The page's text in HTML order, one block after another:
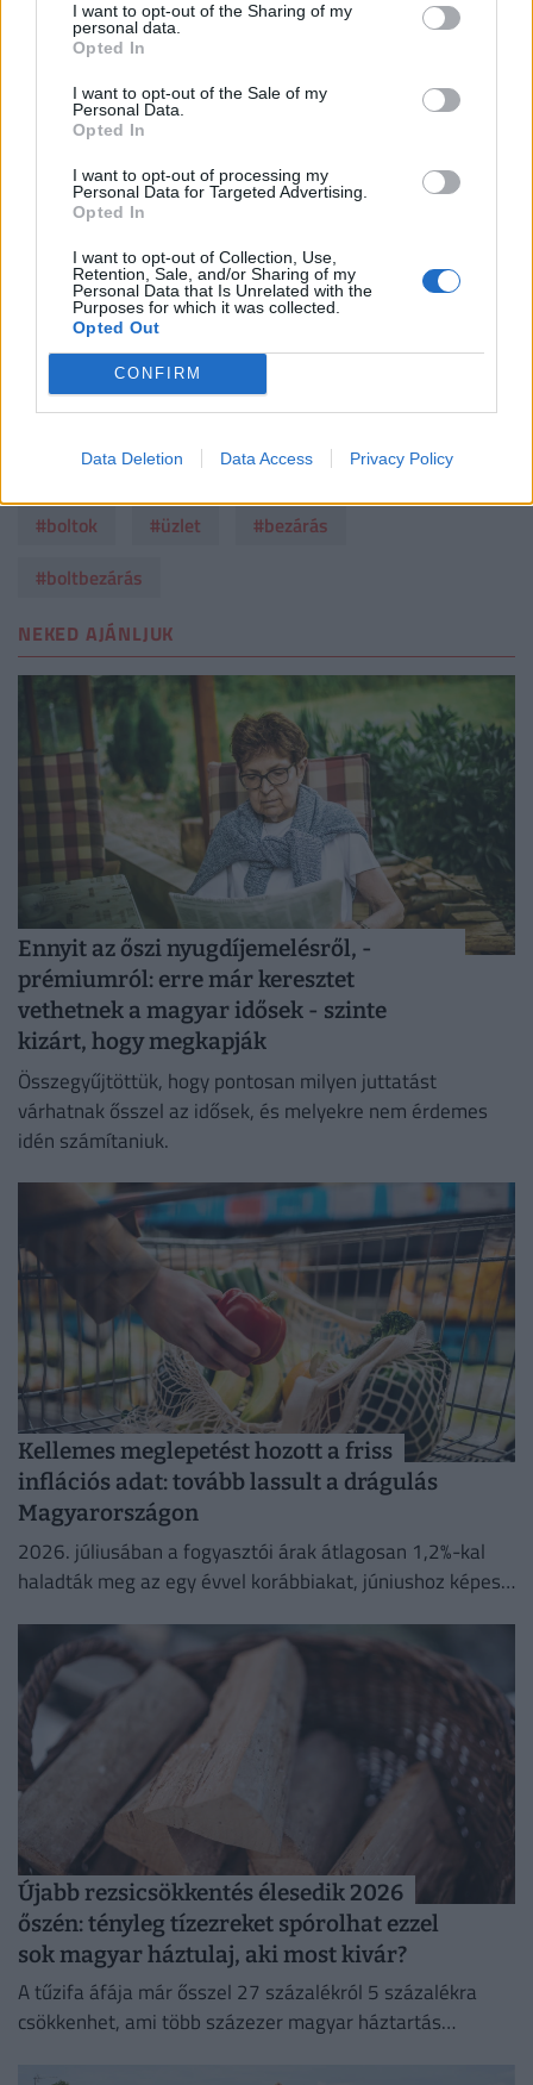
I want to opt-out of the Sharing of my
personal data.
Opted In
I want to opt-out of the Sale of my
Personal Data.
Opted In
I want to opt-out of processing my
Personal Data for Targeted Advertising.
Opted In
I want to opt-out of Collection, Use,
Retention, Sale, and/or Sharing of my
Personal Data that Is Unrelated with the
Purposes for which it was collected.
Opted Out
CONFIRM
Data Deletion Data Access Privacy Policy
Ráadásul itt elérkeztünk a másik okhoz, ami
a bezárásokat erdményezte: a kisebb boltok
egész egyszerűen nem bírták a versenyt a
nagyobbakkal - és itt nem csak az
élelmiszerüzletekre, hanem mást áruló,
mással foglalkozó egységekre is gondolni
kell - vagyis ez azt eredményezte, hogy
bezártak
- fogalmazott az OKSZ főtitkára.
Címlapkép: Bodnár Boglárka, MTI/MTVA
#vásárlás #ksh
#kiskereskedelem
#boltok
#üzlet
#bezárás
#boltbezárás
NEKED AJÁNLJUK
Ennyit az őszi nyugdíjemelésről, -
prémiumról: erre már keresztet
vethetnek a magyar idősek - szinte
kizárt, hogy megkapják
Összegyűjtöttük, hogy pontosan milyen juttatást
várhatnak ősszel az idősek, és melyekre nem érdemes
idén számítaniuk.
Kellemes meglepetést hozott a friss
inflációs adat: tovább lassult a drágulás
Magyarországon
2026. júliusában a fogyasztói árak átlagosan 1,2%-kal
haladták meg az egy évvel korábbiakat, júniushoz képest
Újabb rezsicsökkentés élesedik 2026
őszén: tényleg tízezreket spórolhat ezzel
sok magyar háztulaj, aki most kivár?
A tűzifa áfája már ősszel 27 százalékról 5 százalékra
csökkenhet, ami több százezer magyar háztartás